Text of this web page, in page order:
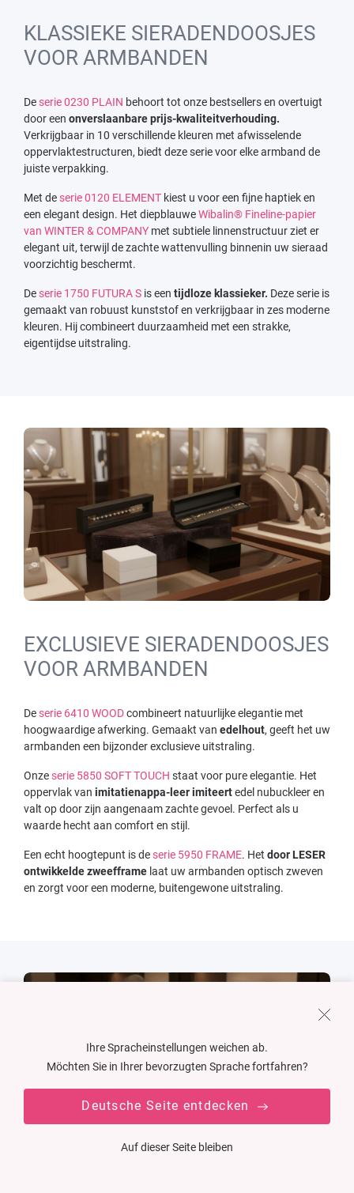
KLASSIEKE SIERADENDOOSJES
VOOR ARMBANDEN
De serie 0230 PLAIN behoort tot onze bestsellers en overtuigt
door een onverslaanbare prijs-kwaliteitverhouding.
Verkrijgbaar in 10 verschillende kleuren met afwisselende
oppervlaktestructuren, biedt deze serie voor elke armband de
juiste verpakking.
Met de serie 0120 ELEMENT kiest u voor een fijne haptiek en
een elegant design. Het diepblauweWibalin® Fineline-papier
van WINTER & COMPANY met subtiele linnenstructuur ziet er
elegant uit, terwijl de zachte wattenvulling binnenin uw sieraad
voorzichtig beschermt.
De serie 1750 FUTURA S is een tijdloze klassieker. Deze serie is
gemaakt van robuust kunststof en verkrijgbaar in zes moderne
kleuren. Hij combineert duurzaamheid met een strakke,
eigentijdse uitstraling.
EXCLUSIEVE SIERADENDOOSJES
VOOR ARMBANDEN
Deserie 6410 WOODcombineert natuurlijke elegantie met
hoogwaardige afwerking. Gemaakt van edelhout, geeft het uw
armbanden een bijzonder exclusieve uitstraling.
Onzeserie 5850 SOFT TOUCH staat voor pure elegantie. Het
oppervlak van imitatienappa-leer imiteertedel nubuckleer en
valt op door zijn aangenaam zachte gevoel. Perfect als u
waarde hecht aan comfort en stijl.
Een echt hoogtepunt is deserie 5950 FRAME. Het door LESER
ontwikkelde zweefframe laat uw armbanden optisch zweven
en zorgt voor een moderne, buitengewone uitstraling.
Ihre Spracheinstellungen weichen ab.
Möchten Sie in Ihrer bevorzugten Sprache fortfahren?
Deutsche Seite entdecken
Auf dieser Seite bleiben